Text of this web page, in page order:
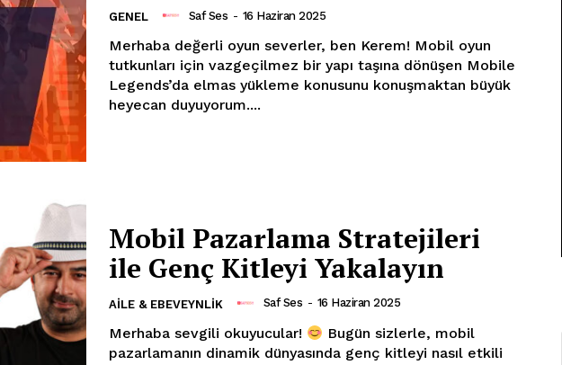
GENEL Saf Ses - 16 Haziran 2025
Merhaba değerli oyun severler, ben Kerem! Mobil oyun
tutkunları için vazgeçilmez bir yapı taşına dönüşen Mobile
Legends’da elmas yükleme konusunu konuşmaktan büyük
heyecan duyuyorum....
Mobil Pazarlama Stratejileri
ile Genç Kitleyi Yakalayın
AILE & EBEVEYNLIK Saf Ses - 16 Haziran 2025
Merhaba sevgili okuyucular!
pazarlamanın dinamik dünyasında genç kitleyi nasıl etkili